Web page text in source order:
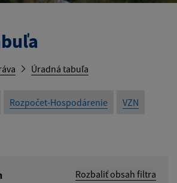
Úradná tabuľa
Rozpočet-Hospodárenie VZN
Rozbaliť obsah filtra